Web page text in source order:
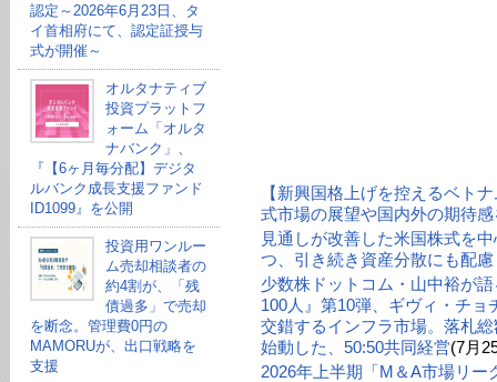
認定～2026年6月23日、タ
イ首相府にて、認定証授与
式が開催～
オルタナティブ
投資プラットフ
ォーム「オルタ
ナバンク」、
『【6ヶ月毎分配】デジタ
ルバンク成長支援ファンド
ID1099』を公開
投資用ワンルー
ム売却相談者の
約4割が、「残
債過多」で売却
を断念。管理費0円の
MAMORUが、出口戦略を
支援
【新興国格上げを控えるベト
式市場の展望や国内外の期待
見通しが改善した米国株式を
つ、引き続き資産分散にも配
少数株ドットコム・山中裕が
100人』第10弾、ギヴィ・チ
交錯するインフラ市場。落札
始動した、50:50共同経営(7月
2026年上半期「M＆A市場リー